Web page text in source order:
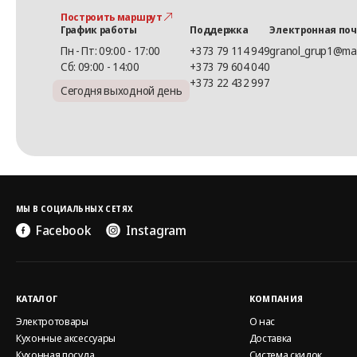
Построить маршрут
График работы
Пн - Пт: 09:00 - 17:00
Сб: 09:00 - 14:00
Сегодня выходной день
Поддержка
+373 79 114 949
+373 79 604 040
+373 22 432 997
Электронная
МЫ В СОЦИАЛЬНЫХ СЕТЯХ
Facebook Instagram
КАТАЛОГ
Электротовары
Кухонные аксессуары
КОМПАНИЯ
О нас
Доставка